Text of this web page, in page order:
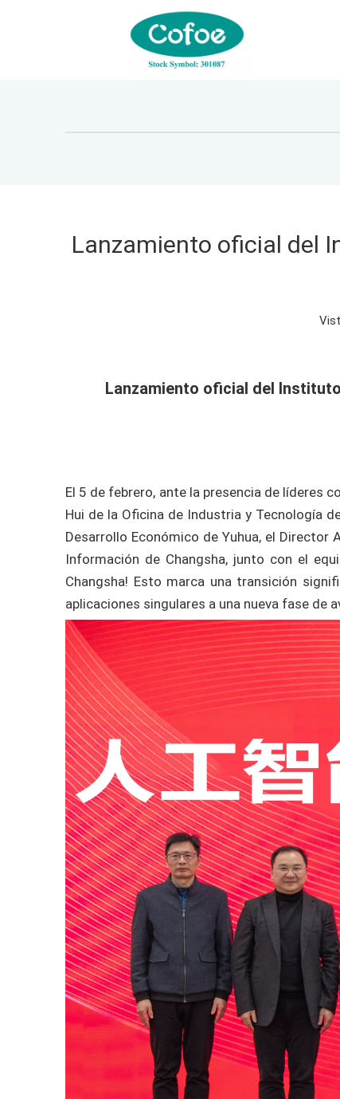
Lanzamiento oficial del
Lanzamiento oficial del
El 5 de febrero, ante la presencia de líderes
Hui de la Oficina de Industria y Tecnología
Desarrollo Económico de Yuhua, el
Información de Changsha, junto con el
Changsha! Esto marca una transición
aplicaciones singulares a una nueva fase